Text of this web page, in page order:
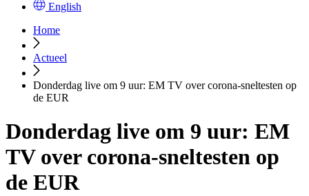
English
Home
Actueel
Donderdag live om 9 uur: EM TV over corona-sneltesten op
de EUR
Donderdag live om 9 uur: EM
TV over corona-sneltesten op
de EUR